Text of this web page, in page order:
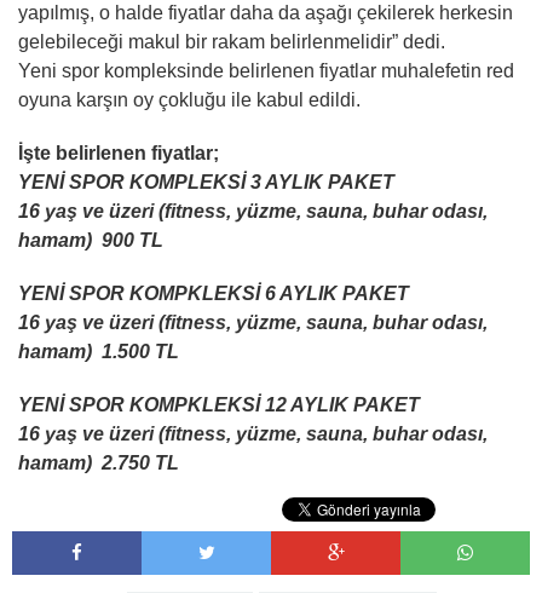
yapılmış, o halde fiyatlar daha da aşağı çekilerek herkesin
gelebileceği makul bir rakam belirlenmelidir” dedi.
Yeni spor kompleksinde belirlenen fiyatlar muhalefetin red
oyuna karşın oy çokluğu ile kabul edildi.
İşte belirlenen fiyatlar;
YENİ SPOR KOMPLEKSİ 3 AYLIK PAKET
16 yaş ve üzeri (fitness, yüzme, sauna, buhar odası,
hamam) 900 TL
YENİ SPOR KOMPKLEKSİ 6 AYLIK PAKET
16 yaş ve üzeri (fitness, yüzme, sauna, buhar odası,
hamam) 1.500 TL
YENİ SPOR KOMPKLEKSİ 12 AYLIK PAKET
16 yaş ve üzeri (fitness, yüzme, sauna, buhar odası,
hamam) 2.750 TL